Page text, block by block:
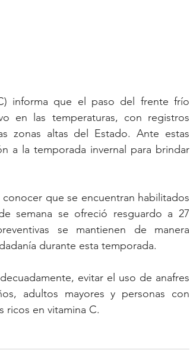
informa que el paso del frente frío
en las temperaturas, con registros
zonas altas del Estado. Ante estas
a la temporada invernal para brindar
que se encuentran habilitados
semana se ofreció resguardo a 27
se mantienen de manera
durante esta temporada.
evitar el uso de anafres
adultos mayores y personas con
ricos en vitamina C.